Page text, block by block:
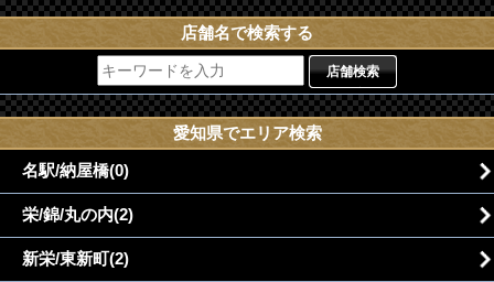
店舗名で検索する
店舗検索
愛知県でエリア検索
名駅/納屋橋(0)
栄/錦/丸の内(2)
新栄/東新町(2)